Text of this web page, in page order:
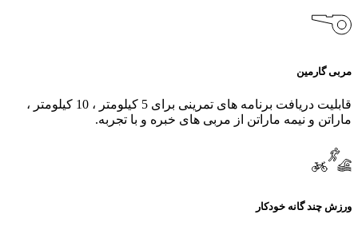
مربی گارمین
قابلیت دریافت برنامه های تمرینی برای 5 کیلومتر ، 10 کیلومتر ،
ماراتن و نیمه ماراتن از مربی های خبره و با تجربه.
ورزش چند گانه خودکار